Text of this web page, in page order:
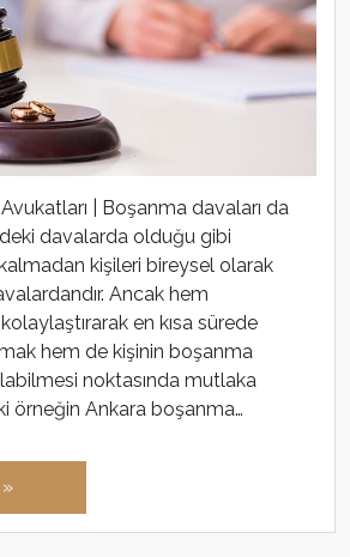
| Boşanma davaları da
davalarda olduğu gibi
kişileri bireysel olarak
Ancak hem
en kısa sürede
hem de kişinin boşanma
noktasında mutlaka
örneğin Ankara boşanma…